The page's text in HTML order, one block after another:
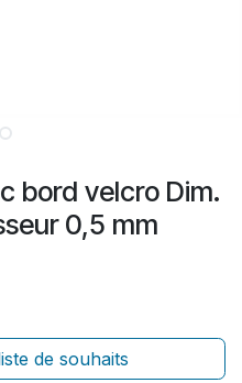
bord velcro Dim.
0,5 mm
de souhaits